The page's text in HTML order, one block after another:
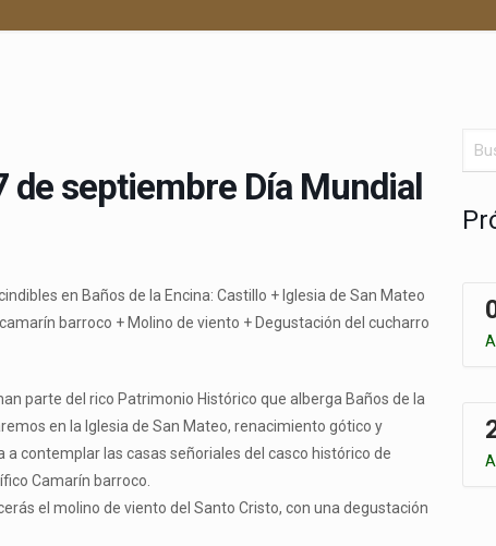
de septiembre Día Mundial
en Baños de la Encina: Castillo + Iglesia de San Mateo
barroco + Molino de viento + Degustación del cucharro
parte del rico Patrimonio Histórico que alberga Baños de la
en la Iglesia de San Mateo, renacimiento gótico y
contemplar las casas señoriales del casco histórico de
Camarín barroco.
el molino de viento del Santo Cristo, con una degustación